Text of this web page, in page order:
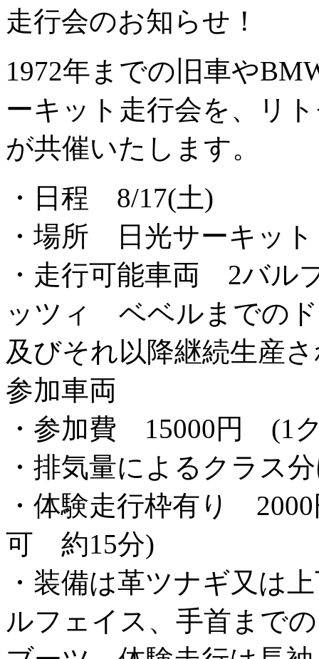
走行会のお知らせ！
1972年までの旧車や
ーキット走行会を、リ
が共催いたします。
・日程 8/17(土)
・場所 日光サーキット
・走行可能車両 2バル
ッツィ ベベルまでの
及びそれ以降継続生産
参加車両
・参加費 15000円 (1
・排気量によるクラス
・体験走行枠有り
可 約15分)
・装備は革ツナギ又は
ルフェイス、手首まで